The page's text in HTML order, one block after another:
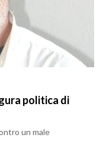
politica di
un male